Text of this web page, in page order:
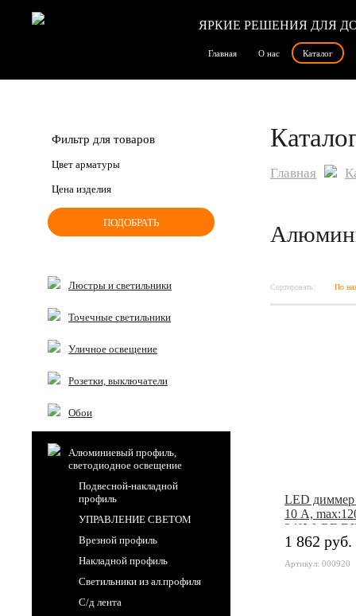
ЯРКИЕ РЕШЕНИЯ ДЛЯ
Главная О нас Каталог
Фильтр для товаров
Цвет арматуры
Цена изделия
Люстры и светильники
Точечные светильники
Уличное освещение
Розетки, выключатели
Обои
Алюминиевый профиль,
светодиодное освещение
Подвесной-накладной
профиль
УПРАВЛЕНИЕ СВЕТОМ
Врезной профиль
Накладной профиль
Светильники из ал.профиля
С/д лента
Главная
Сортировать: По
LED диммер
10 A,
240W, RF-
1 862 руб.
Артикул: 000920